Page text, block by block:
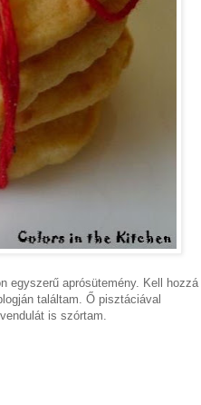
egyszerű aprósütemény. Kell hozzá
találtam. Ő pisztáciával
is szórtam.